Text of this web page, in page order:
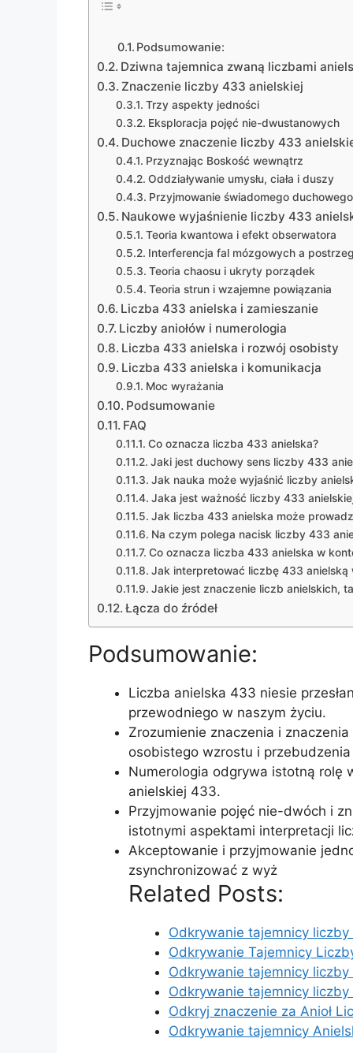
Podsumowanie:
Dziwna tajemnica zwaną liczbami
Znaczenie liczby 433 anielskiej
Trzy aspekty jedności
Eksploracja pojęć nie-dwustanowych
Duchowe znaczenie liczby 433
Przyznając Boskość wewnątrz
Oddziaływanie umysłu, ciała i duszy
Przyjmowanie świadomego
Naukowe wyjaśnienie liczby 433
Teoria kwantowa i efekt obserwatora
Interferencja fal mózgowych a
Teoria chaosu i ukryty porządek
Teoria strun i wzajemne powiązania
Liczba 433 anielska i zamieszanie
Liczby aniołów i numerologia
Liczba 433 anielska i rozwój osobisty
Liczba 433 anielska i komunikacja
Moc wyrażania
Podsumowanie
FAQ
Co oznacza liczba 433 anielska?
Jaki jest duchowy sens liczby 433
Jak nauka może wyjaśnić liczby
Jaka jest ważność liczby 433
Jak liczba 433 anielska może
Na czym polega nacisk liczby 433
Co oznacza liczba 433 anielska w
Jak interpretować liczbę 433 anielską
Jakie jest znaczenie liczb anielskich,
Łącza do źródeł
Podsumowanie:
Liczba anielska 433 niesie
przewodniego w naszym życiu.
Zrozumienie znaczenia i
osobistego wzrostu i
Numerologia odgrywa istotną rolę
anielskiej 433.
Przyjmowanie pojęć nie-dwóch i
istotnymi aspektami interpretacji
Akceptowanie i przyjmowanie
zsynchronizować z wyż
Related Posts:
Odkrywanie tajemnicy liczby
Odkrywanie Tajemnicy
Odkrywanie tajemnicy liczby
Odkrywanie tajemnicy
Odkryj znaczenie za Anioł
Odkrywanie tajemnicy